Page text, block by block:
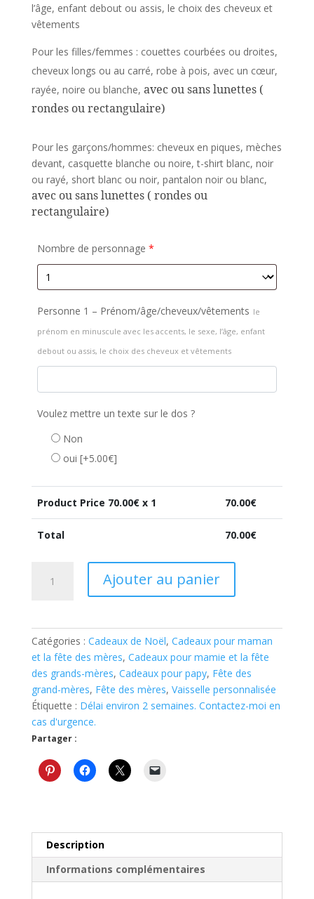
l’âge, enfant debout ou assis, le choix des cheveux et
vêtements
Pour les filles/femmes : couettes courbées ou droites,
cheveux longs ou au carré, robe à pois, avec un cœur,
rayée, noire ou blanche, avec ou sans lunettes (
rondes ou rectangulaire)
Pour les garçons/hommes: cheveux en piques, mèches
devant, casquette blanche ou noire, t-shirt blanc, noir
ou rayé, short blanc ou noir, pantalon noir ou blanc,
avec ou sans lunettes ( rondes ou
rectangulaire)
Nombre de personnage *
Personne 1 – Prénom/âge/cheveux/vêtements le
prénom en minuscule avec les accents, le sexe, l’âge, enfant
debout ou assis, le choix des cheveux et vêtements
Voulez mettre un texte sur le dos ?
Non
oui [+5.00€]
Product Price 70.00€ x 1 70.00€
Total 70.00€
"famille"
personnalisé
cadeau
Noël
mamie
Ajouter au panier
Catégories : Cadeaux de Noël, Cadeaux pour maman
et la fête des mères, Cadeaux pour mamie et la fête
des grands-mères, Cadeaux pour papy, Fête des
grand-mères, Fête des mères, Vaisselle personnalisée
Étiquette : Délai environ 2 semaines. Contactez-moi en
cas d'urgence.
Partager :
Description
Informations complémentaires